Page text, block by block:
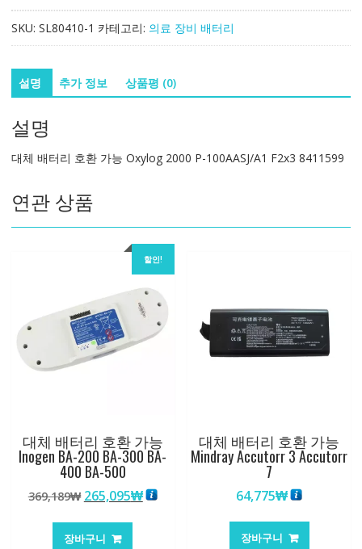
리
환
가
Oxylog
P-
F2x3
8411599
수
SKU: SL80410-1 카테고리: 의료 장비 배터리
설명 추가 정보 상품평 (0)
설명
대체 배터리 호환 가능 Oxylog 2000 P-100AASJ/A1 F2x3 8411599
연관 상품
할인!
대체 배터리 호환 가능
Inogen BA-200 BA-300 BA-
400 BA-500
369,189₩ 원
가
265,095₩현
장바구니
대체 배터리 호환 가능
Mindray Accutorr 3 Accutorr
7
64,775₩
장바구니